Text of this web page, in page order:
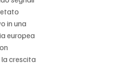
in una
europea
crescita